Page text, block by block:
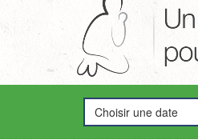
Choisir une date